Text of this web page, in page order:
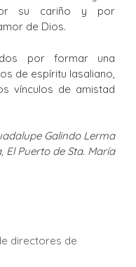
su cariño y por
de Dios.
por formar una
de espíritu lasaliano,
vínculos de amistad
Galindo Lerma
El Puerto de Sta. María
directores de